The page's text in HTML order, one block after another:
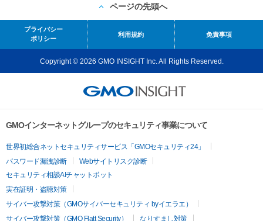
ページの先頭へ
プライバシー
ポリシー
利用規約 免責事項
Copyright © 2026 GMO INSIGHT Inc. All Rights Reserved.
GMOインターネットグループのセキュリティ事業について
世界初総合ネットセキュリティサービス「GMOセキュリティ24」
パスワード漏洩診断
Webサイトリスク診断
セキュリティ相談AIチャットボット
実在証明・盗聴対策
サイバー攻撃対策（GMOサイバーセキュリティ byイエラエ）
サイバー攻撃対策（GMO Flatt Security）
なりすまし対策